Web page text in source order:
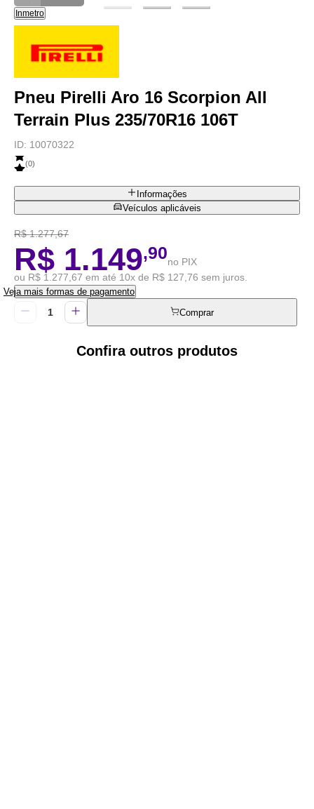
Inmetro
Pneu Pirelli Aro 16 Scorpion All
Terrain Plus 235/70R16 106T
ID: 10070322
(0)
Informações
Veículos aplicáveis
R$ 1.277,67
R$ 1.149,90no PIX
ou R$ 1.277,67 em até 10x de R$ 127,76 sem juros.
Veja mais formas de pagamento
Comprar
Confira outros produtos